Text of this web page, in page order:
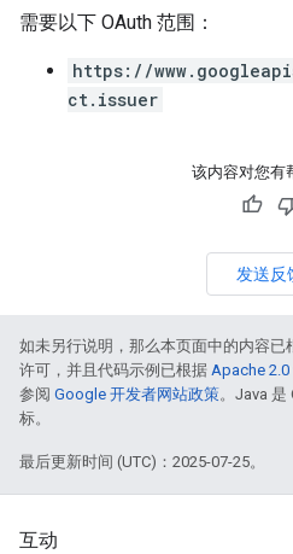
需要以下 OAuth 范围：
https://
ct.issuer
该内容对您有
发送反
如未另行说明，那么本页面中的内容已
许可，并且代码示例已根据 Apache 2.0
参阅 Google 开发者网站政策。Java 是
标。
最后更新时间 (UTC)：2025-07-25。
互动